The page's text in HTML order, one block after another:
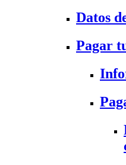
Datos
Pagar